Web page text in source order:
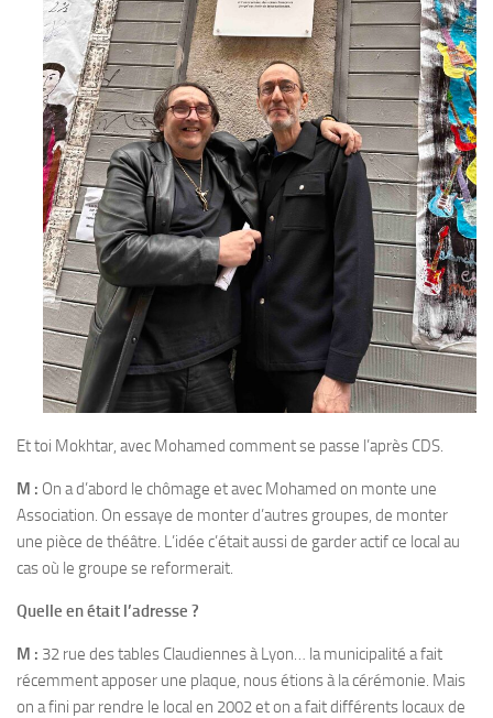
Et toi Mokhtar, avec Mohamed comment se passe l’après CDS.
M : On a d’abord le chômage et avec Mohamed on monte une
Association. On essaye de monter d’autres groupes, de monter
une pièce de théâtre. L’idée c’était aussi de garder actif ce local au
cas où le groupe se reformerait.
Quelle en était l’adresse ?
M : 32 rue des tables Claudiennes à Lyon… la municipalité a fait
récemment apposer une plaque, nous étions à la cérémonie. Mais
on a fini par rendre le local en 2002 et on a fait différents locaux de